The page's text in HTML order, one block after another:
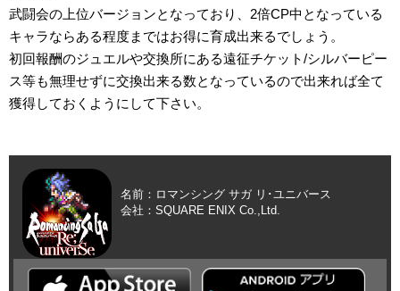
武闘会の上位バージョンとなっており、2倍CP中となっている
キャラならある程度まではお得に育成出来るでしょう。
初回報酬のジュエルや交換所にある遠征チケット/シルバーピー
ス等も無理せずに交換出来る数となっているので出来れば全て
獲得しておくようにして下さい。
名前：ロマンシング サガ リ･ユニバース
会社：SQUARE ENIX Co.,Ltd.